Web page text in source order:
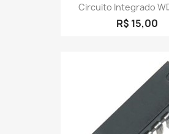
Circuito Integrado
R$ 15,00